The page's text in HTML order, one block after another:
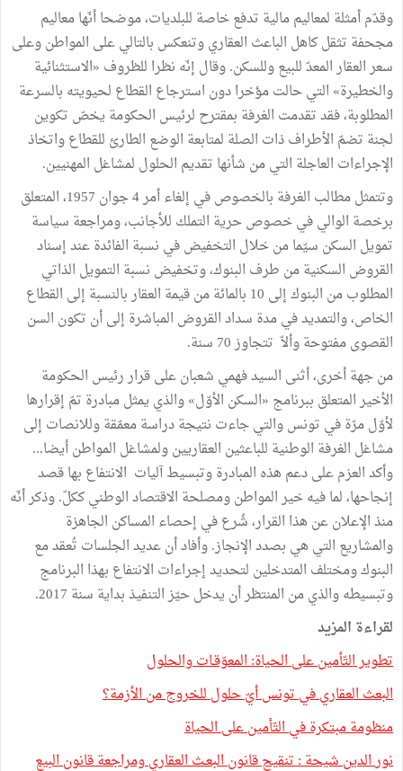
وقدّم أمثلة لمعاليم مالية تدفع خاصة للبلديات، موضحا أنّها معاليم
مجحفة تثقل كاهل الباعث العقاري وتنعكس بالتالي على المواطن وعلى
سعر العقار المعدّ للبيع وللسكن. وقال إنّه نظرا للظروف «الاستثنائية
والخطيرة» التي حالت مؤخرا دون استرجاع القطاع لحيويته بالسرعة
المطلوبة، فقد تقدمت الغرفة بمقترح لرئيس الحكومة يخصّ تكوين
لجنة تضمّ الأطراف ذات الصلة لمتابعة الوضع الطارئ للقطاع واتخاذ
الإجراءات العاجلة التي من شأنها تقديم الحلول لمشاغل المهنيين.
وتتمثل مطالب الغرفة بالخصوص في إلغاء أمر 4 جوان 1957، المتعلق
برخصة الوالي في خصوص حرية التملك للأجانب، ومراجعة سياسة
تمويل السكن سيّما من خلال التخفيض في نسبة الفائدة عند إسناد
القروض السكنية من طرف البنوك، وتخفيض نسبة التمويل الذاتي
المطلوب من البنوك إلى 10 بالمائة من قيمة العقار بالنسبة إلى القطاع
الخاص، والتمديد في مدة سداد القروض المباشرة إلى أن تكون السن
القصوى مفتوحة وألاّ تتجاوز 70 سنة.
من جهة أخرى، أثنى السيد فهمي شعبان على قرار رئيس الحكومة
الأخير المتعلق ببرنامج «السكن الأوّل» والذي يمثل مبادرة تمّ إقرارها
لأوّل مرّة في تونس والتي جاءت نتيجة دراسة معمّقة وللانصات إلى
مشاغل الغرفة الوطنية للباعثين العقاريين ولمشاغل المواطن أيضا...
وأكد العزم على دعم هذه المبادرة وتبسيط آليات الانتفاع بها قصد
إنجاحها، لما فيه خير المواطن ومصلحة الاقتصاد الوطني ككلّ. وذكر أنّه
منذ الإعلان عن هذا القرار، شُرع في إحصاء المساكن الجاهزة
والمشاريع التي هي بصدد الإنجاز. وأفاد أن عديد الجلسات تُعقد مع
البنوك ومختلف المتدخلين لتحديد إجراءات الانتفاع بهذا البرنامج
وتبسيطه والذي من المنتظر أن يدخل حيّز التنفيذ بداية سنة 2017.
لقراءة المزيد
تطوير التّأمين على الحياة: المعوّقـات والحلول
البعث العقاري في تونس أيّ حلول للخروج من الأزمة؟
منظومة ‬مبتكرة ‬في ‬التّأمين على ‬الحياة‬‬‬‬‬‬‬‬‬‬‬‬‬‬‬‬‬‬‬‬